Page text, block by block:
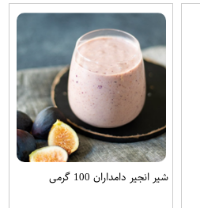
شیر انجیر دامداران 100 گرمی